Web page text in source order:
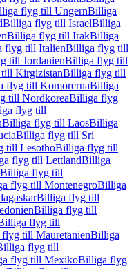
flyg till UngernBilliga
Billiga flyg till IsraelBilliga
Billiga flyg till IrakBilliga
flyg till ItalienBilliga flyg till
till JordanienBilliga flyg till
KirgizistanBilliga flyg till
flyg till KomorernaBilliga
till NordkoreaBilliga flyg
flyg till
Billiga flyg till LaosBilliga
Billiga flyg till Sri
till LesothoBilliga flyg till
flyg till LettlandBilliga
Billiga flyg till
flyg till MontenegroBilliga
Billiga flyg till
Billiga flyg till
flyg till
till MauretanienBilliga
flyg till
flyg till MexikoBilliga flyg